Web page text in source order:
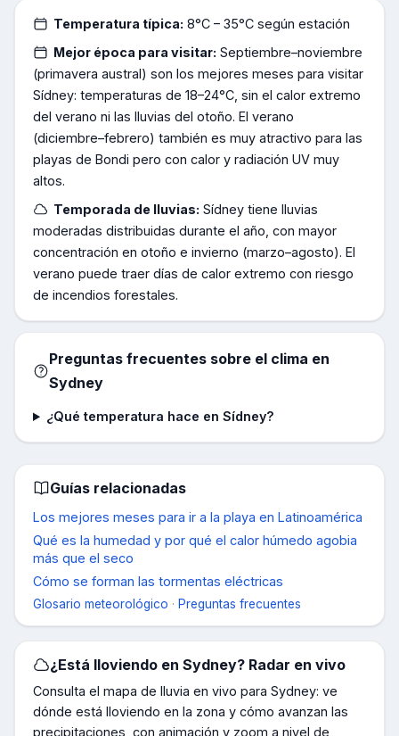
Temperatura típica: 8°C – 35°C según estación
Mejor época para visitar: Septiembre–noviembre
(primavera austral) son los mejores meses para visitar
Sídney: temperaturas de 18–24°C, sin el calor extremo
del verano ni las lluvias del otoño. El verano
(diciembre–febrero) también es muy atractivo para las
playas de Bondi pero con calor y radiación UV muy
altos.
Temporada de lluvias: Sídney tiene lluvias
moderadas distribuidas durante el año, con mayor
concentración en otoño e invierno (marzo–agosto). El
verano puede traer días de calor extremo con riesgo
de incendios forestales.
Preguntas frecuentes sobre el clima en
Sydney
¿Qué temperatura hace en Sídney?
Guías relacionadas
Los mejores meses para ir a la playa en Latinoamérica
Qué es la humedad y por qué el calor húmedo agobia
más que el seco
Cómo se forman las tormentas eléctricas
Glosario meteorológico · Preguntas frecuentes
¿Está lloviendo enSydney? Radar en vivo
Consulta el mapa de lluvia en vivo para Sydney: ve
dónde está lloviendo en la zona y cómo avanzan las
precipitaciones, con animación y zoom a nivel de